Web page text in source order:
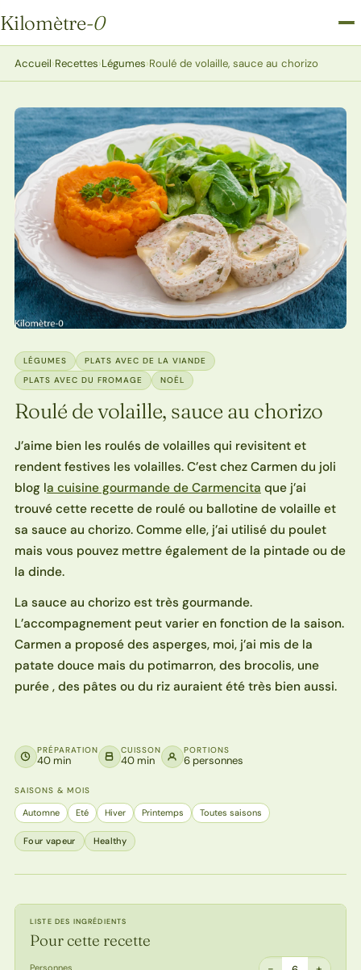
Kilomètre-0
Kilomètre-0
Accueil›Recettes›Légumes›Roulé de volaille, sauce au chorizo
LÉGUMES
PLATS AVEC DE LA VIANDE
PLATS AVEC DU FROMAGE
NOËL
Roulé de volaille, sauce au chorizo
J’aime bien les roulés de volailles qui revisitent et
rendent festives les volailles. C’est chez Carmen du joli
blog la cuisine gourmande de Carmencita que j’ai
trouvé cette recette de roulé ou ballotine de volaille et
sa sauce au chorizo. Comme elle, j’ai utilisé du poulet
mais vous pouvez mettre également de la pintade ou de
la dinde.
La sauce au chorizo est très gourmande.
L’accompagnement peut varier en fonction de la saison.
Carmen a proposé des asperges, moi, j’ai mis de la
patate douce mais du potimarron, des brocolis, une
purée , des pâtes ou du riz auraient été très bien aussi.
PRÉPARATION
40 min
CUISSON
40 min
PORTIONS
6 personnes
SAISONS & MOIS
Automne Eté Hiver Printemps Toutes saisons
Four vapeur Healthy
LISTE DES INGRÉDIENTS
Pour cette recette